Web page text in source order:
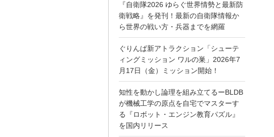
『自衛隊2026 ゆらぐ世界情勢と最新防
衛戦略』を発刊！最新の自衛隊情報か
ら世界の戦い方・兵器までを網羅
ぐりんぱ新アトラクション「シューテ
ィングミッション ワルの巣」2026年7
月17日（金）ミッション開始！
知性を動かし論理を組み立てるーBLDB
が機械工学の原点を自宅でマスターす
る『ロボット・エンジン教育パズル』
を国内リリース